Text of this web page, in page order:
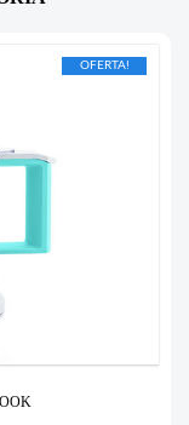
OFERTA!